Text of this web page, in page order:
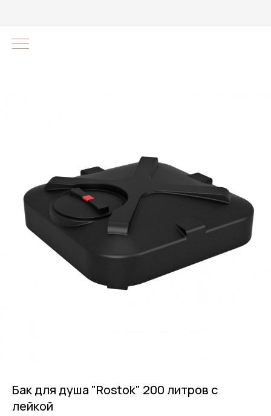
Бак для душа "Rostok" 200 литров с
лейкой